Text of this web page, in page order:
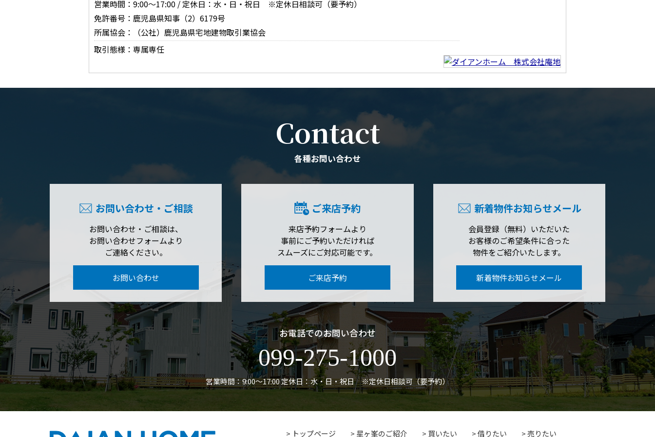
営業時間：9:00〜17:00 / 定休日：水・日・祝日 ※定休日相談可（要予約）
免許番号：鹿児島県知事（2）6179号
所属協会：（公社）鹿児島県宅地建物取引業協会
取引態様：専属専任
Contact
各種お問い合わせ
お問い合わせ・ご相談
お問い合わせ・ご相談は、
お問い合わせフォームより
ご連絡ください。
お問い合わせ
ご来店予約
来店予約フォームより
事前にご予約いただければ
スムーズにご対応可能です。
ご来店予約
新着物件お知らせメール
会員登録（無料）いただいた
お客様のご希望条件に合った
物件をご紹介いたします。
新着物件お知らせメール
お電話でのお問い合わせ
099-275-1000
営業時間：9:00〜17:00定休日：水・日・祝日 ※定休日相談可（要予約）
トップページ 星ヶ峯のご紹介 買いたい 借りたい 売りたい